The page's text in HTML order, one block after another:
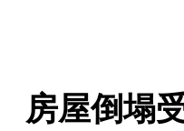
房屋倒塌